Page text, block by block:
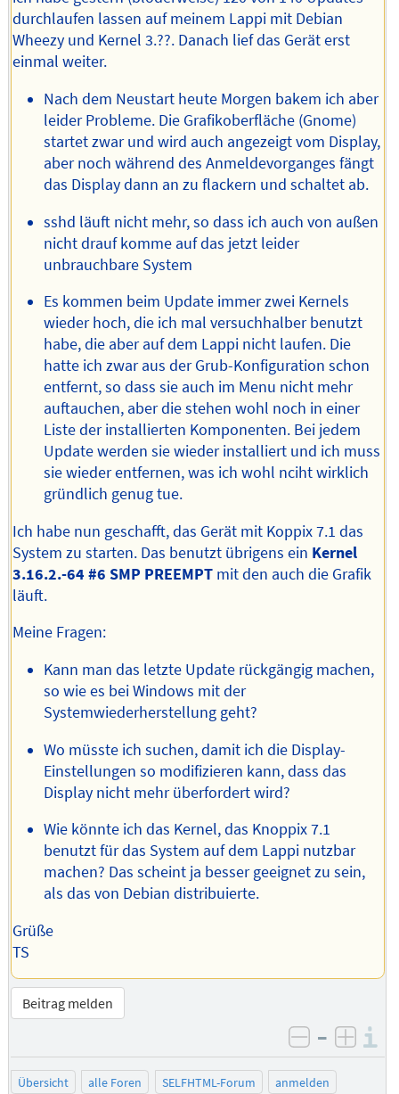
durchlaufen lassen auf meinem Lappi mit Debian
Wheezy und Kernel 3.??. Danach lief das Gerät erst
einmal weiter.
Nach dem Neustart heute Morgen bakem ich aber
leider Probleme. Die Grafikoberfläche (Gnome)
startet zwar und wird auch angezeigt vom Display,
aber noch während des Anmeldevorganges fängt
das Display dann an zu flackern und schaltet ab.
sshd läuft nicht mehr, so dass ich auch von außen
nicht drauf komme auf das jetzt leider
unbrauchbare System
Es kommen beim Update immer zwei Kernels
wieder hoch, die ich mal versuchhalber benutzt
habe, die aber auf dem Lappi nicht laufen. Die
hatte ich zwar aus der Grub-Konfiguration schon
entfernt, so dass sie auch im Menu nicht mehr
auftauchen, aber die stehen wohl noch in einer
Liste der installierten Komponenten. Bei jedem
Update werden sie wieder installiert und ich muss
sie wieder entfernen, was ich wohl nciht wirklich
gründlich genug tue.
Ich habe nun geschafft, das Gerät mit Koppix 7.1 das
System zu starten. Das benutzt übrigens ein Kernel
3.16.2.-64 #6 SMP PREEMPT mit den auch die Grafik
läuft.
Meine Fragen:
Kann man das letzte Update rückgängig machen,
so wie es bei Windows mit der
Systemwiederherstellung geht?
Wo müsste ich suchen, damit ich die Display-
Einstellungen so modifizieren kann, dass das
Display nicht mehr überfordert wird?
Wie könnte ich das Kernel, das Knoppix 7.1
benutzt für das System auf dem Lappi nutzbar
machen? Das scheint ja besser geeignet zu sein,
als das von Debian distribuierte.
Grüße
TS
Beitrag melden
negativ
–
Übersicht alle Foren SELFHTML-Forum anmelden